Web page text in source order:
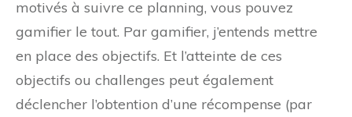
motivés à suivre ce planning, vous pouvez
gamifier le tout. Par gamifier, j’entends mettre
en place des objectifs. Et l’atteinte de ces
objectifs ou challenges peut également
déclencher l’obtention d’une récompense (par